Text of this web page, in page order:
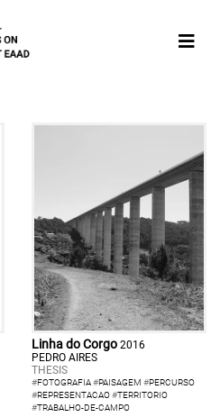
Linha do Corgo 2016
PEDRO AIRES
THESIS
#FOTOGRAFIA#PAISAGEM #PERCURSO
#REPRESENTACAO#TERRITORIO
#TRABALHO-DE-CAMPO